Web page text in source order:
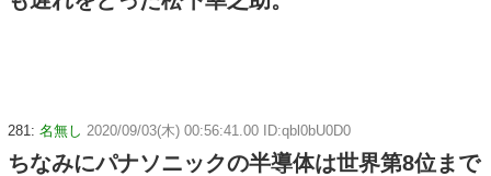
281: 名無し 2020/09/03(木) 00:56:41.00 ID:qbl0bU0D0
ちなみにパナソニックの半導体は世界第8位まで